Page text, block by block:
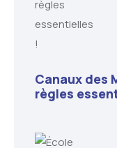
Canaux des
règles